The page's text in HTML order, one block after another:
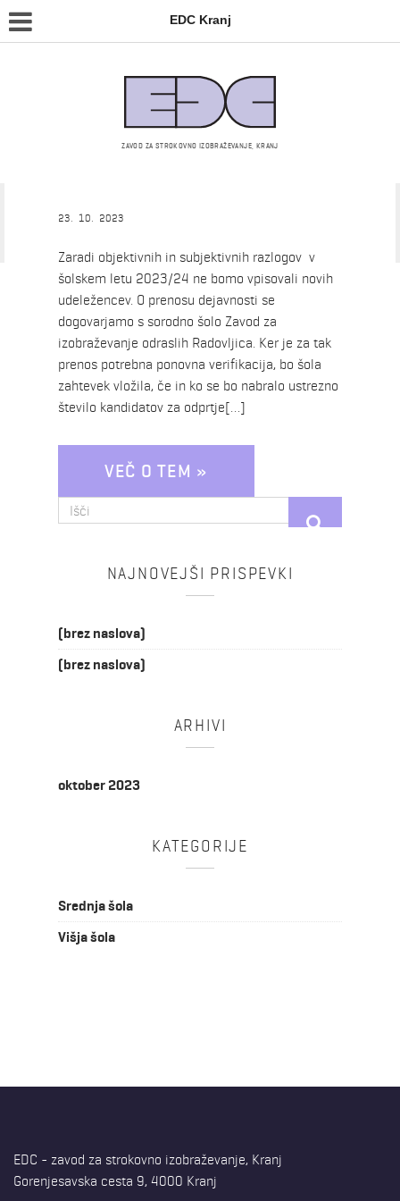
EDC Kranj
ZAVOD ZA STROKOVNO IZOBRAŽEVANJE, KRANJ
Srednja šola
23. 10. 2023
Zaradi objektivnih in subjektivnih razlogov v
šolskem letu 2023/24 ne bomo vpisovali novih
udeležencev. O prenosu dejavnosti se
dogovarjamo s sorodno šolo Zavod za
izobraževanje odraslih Radovljica. Ker je za tak
prenos potrebna ponovna verifikacija, bo šola
zahtevek vložila, če in ko se bo nabralo ustrezno
število kandidatov za odprtje[…]
VEČ O TEM »
Išči:
NAJNOVEJŠI PRISPEVKI
(brez naslova)
(brez naslova)
ARHIVI
oktober 2023
KATEGORIJE
Srednja šola
Višja šola
EDC - zavod za strokovno izobraževanje, Kranj
Gorenjesavska cesta 9, 4000 Kranj